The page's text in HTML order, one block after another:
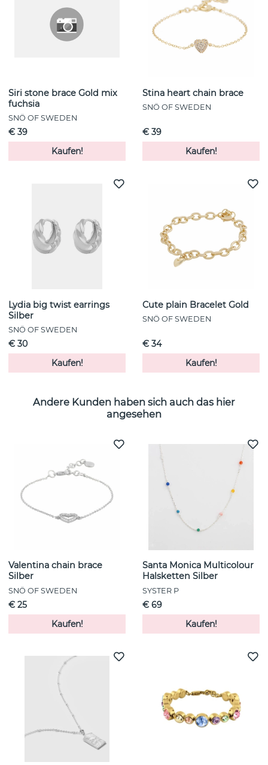
Siri stone brace Gold mix
fuchsia
SNÖ OF SWEDEN
€ 39
Kaufen!
Stina heart chain brace
SNÖ OF SWEDEN
€ 39
Kaufen!
Lydia big twist earrings
Silber
SNÖ OF SWEDEN
€ 30
Kaufen!
Cute plain Bracelet Gold
SNÖ OF SWEDEN
€ 34
Kaufen!
Andere Kunden haben sich auch das hier
angesehen
Valentina chain brace
Silber
SNÖ OF SWEDEN
€ 25
Kaufen!
Santa Monica Multicolour
Halsketten Silber
SYSTER P
€ 69
Kaufen!